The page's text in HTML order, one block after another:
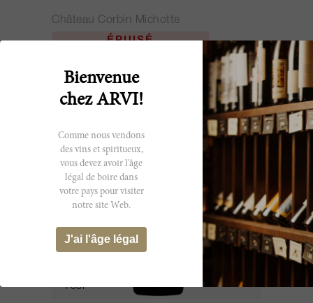
Château Corbin Michotte
ÉPUISÉ
75cl
Bienvenue
chez ARVI!
Comme nous vendons
des vins et spiritueux,
vous devez avoir l'âge
légal de boire dans
votre pays pour visiter
notre site Web.
J'ai l'âge légal